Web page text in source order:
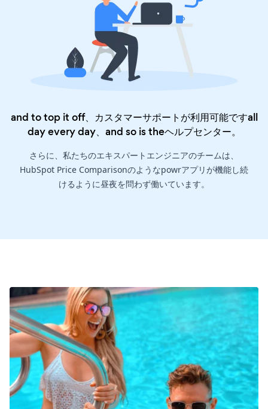
and to top it off、カスタマーサポートが利用可能ですall
day every day、and so is theヘルプセンター。
さらに、私たちのエキスパートエンジニアのチームは、
HubSpot Price Comparisonのようなpowrアプリが機能し続
けるように昼夜を問わず働いています。